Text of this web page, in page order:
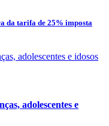
da tarifa de 25% imposta
adolescentes e